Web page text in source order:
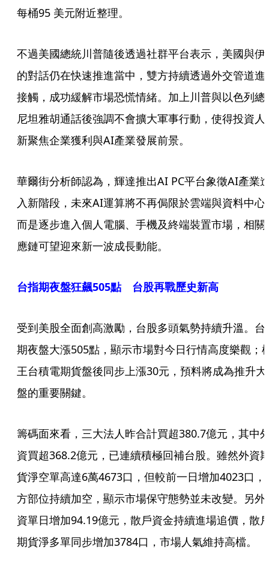
每桶95 美元附近整理。
不過美國總統川普隨後透過社群平台表示，美國與伊
的對話仍在快速推進當中，雙方持續透過外交管道進
接觸，成功緩解市場恐慌情緒。加上川普與以色列總
尼坦雅胡通話後強調不會擴大軍事行動，使得投資人
新聚焦企業獲利與AI產業發展前景。
華爾街分析師認為，輝達推出AI PC平台象徵AI產業
入新階段，未來AI運算將不再侷限於雲端與資料中心
而是逐步進入個人電腦、手機及終端裝置市場，相關
應鏈可望迎來新一波成長動能。
台指期夜盤狂飆505點 台股再戰歷史新高
受到美股全面創高激勵，台股多頭氣勢持續升溫。台
期夜盤大漲505點，顯示市場對今日行情高度樂觀；
王台積電期貨盤後同步上漲30元，預料將成為推升大
盤的重要關鍵。
籌碼面來看，三大法人昨合計買超380.7億元，其中
資買超368.2億元，已連續積極回補台股。雖然外資
貨淨空單高達6萬4673口，但較前一日增加4023口，
方部位持續加空，顯示市場保守態勢並未改變。另外
資單日增加94.19億元，散戶資金持續進場追價，散
期貨淨多單同步增加3784口，市場人氣維持高檔。